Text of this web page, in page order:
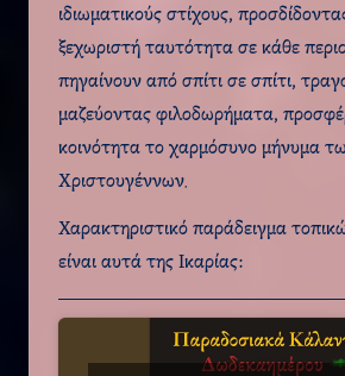
ιδιωματικούς στίχους,
ξεχωριστή ταυτότητα σε κάθε
πηγαίνουν από σπίτι σε σπίτι,
μαζεύοντας φιλοδωρήματα,
κοινότητα το χαρμόσυνο μήνυμα
Χριστουγέννων.
Χαρακτηριστικό παράδειγμα
είναι αυτά της Ικαρίας: